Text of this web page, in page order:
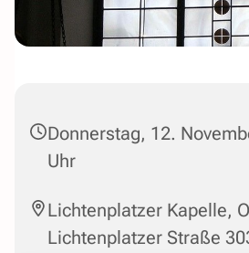
Donnerstag, 12.
Uhr
Lichtenplatzer Kapelle,
Lichtenplatzer Straße